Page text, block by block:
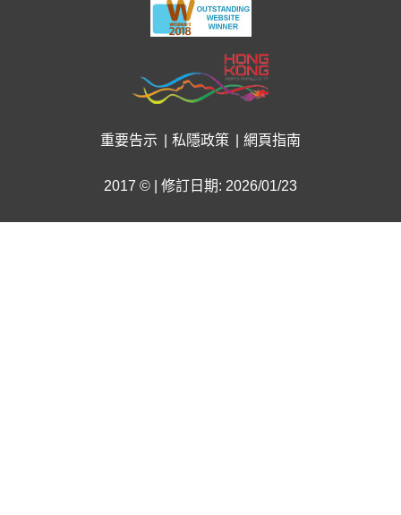
重要告示 私隱政策 網頁指南
2017 © | 修訂日期: 2026/01/23